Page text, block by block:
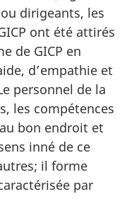
dirigeants, les
ont été attirés
de GICP en
d’empathie et
personnel de la
les compétences
bon endroit et
inné de ce
il forme
par